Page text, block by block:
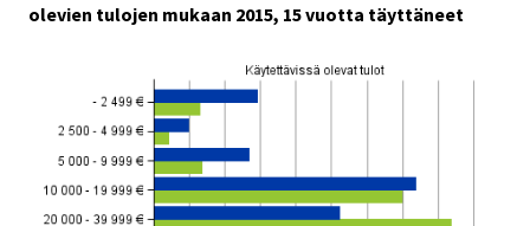
olevien tulojen mukaan 2015, 15 vuotta täyttäneet